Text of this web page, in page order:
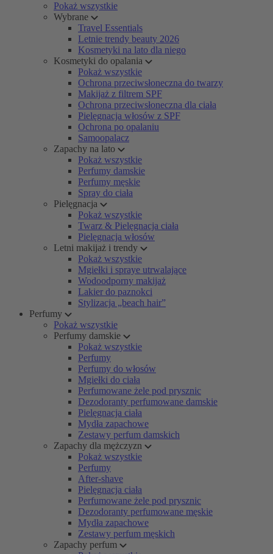
Pokaż wszystkie
Wybrane
Travel Essentials
Letnie trendy beauty 2026
Kosmetyki na lato dla niego
Kosmetyki do opalania
Pokaż wszystkie
Ochrona przeciwsłoneczna do twarzy
Makijaż z filtrem SPF
Ochrona przeciwsłoneczna dla ciała
Pielęgnacja włosów z SPF
Ochrona po opalaniu
Samoopalacz
Zapachy na lato
Pokaż wszystkie
Perfumy damskie
Perfumy męskie
Spray do ciała
Pielęgnacja
Pokaż wszystkie
Twarz & Pielęgnacja ciała
Pielęgnacja włosów
Letni makijaż i trendy
Pokaż wszystkie
Mgiełki i spraye utrwalające
Wodoodporny makijaż
Lakier do paznokci
Stylizacja „beach hair”
Perfumy
Pokaż wszystkie
Perfumy damskie
Pokaż wszystkie
Perfumy
Perfumy do włosów
Mgiełki do ciała
Perfumowane żele pod prysznic
Dezodoranty perfumowane damskie
Pielęgnacja ciała
Mydła zapachowe
Zestawy perfum damskich
Zapachy dla mężczyzn
Pokaż wszystkie
Perfumy
After-shave
Pielęgnacja ciała
Perfumowane żele pod prysznic
Dezodoranty perfumowane męskie
Mydła zapachowe
Zestawy perfum męskich
Zapachy perfum